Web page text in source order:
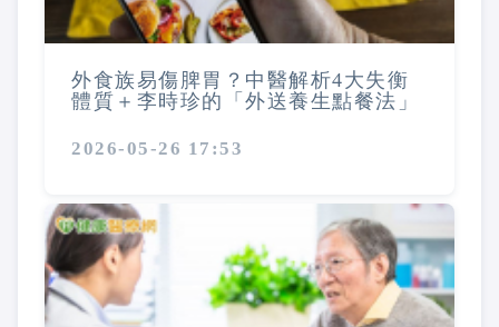
外食族易傷脾胃？中醫解析4大失衡
體質＋李時珍的「外送養生點餐法」
2026-05-26 17:53